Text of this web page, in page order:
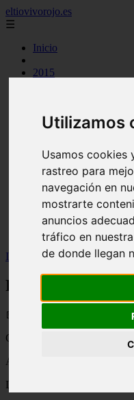
Utilizamos
Usamos cookies
rastreo para
navegación en
mostrarte
anuncios
tráfico en
de donde llegan
eltiovivorojo.es
☰
Inicio
2015
comidas
mariscos
otros
postres
producto
reposteria
venezuela
verduras
Inicio
recetas >Recetas
Recetas Cookeo:
📅 12/05/2025
Crema de Pollo
Autor:
La taza de loza